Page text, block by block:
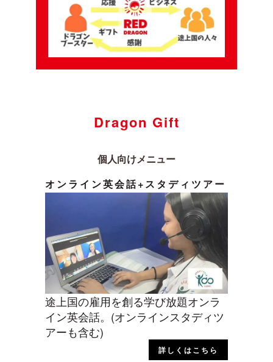
Dragon Gift
個人向けメニュー
オンライン英会話+スタディツアー
途上国の雇用を創る学び放題オンラ
イン英会話。(オンラインスタディツ
アーも含む)
詳しくはこちら